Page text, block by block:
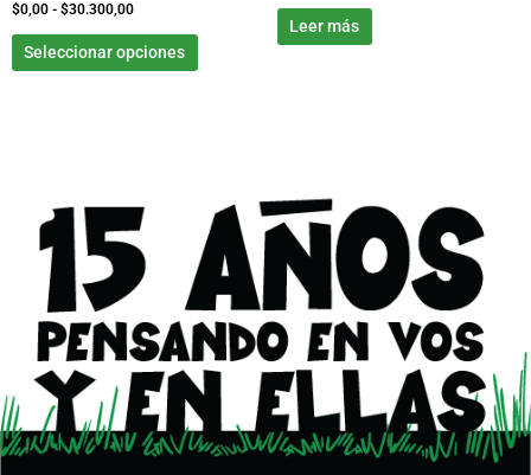
$0,00 - $30.300,00
Seleccionar opciones
página
Leer más